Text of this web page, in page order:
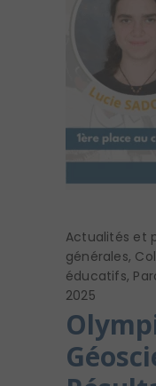
Actualités et
générales,
éducatifs,
2025